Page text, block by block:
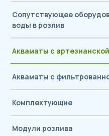
Акваматы с
Акваматы с
Комплектующие
Модули розлива
Сопутствующее
воды в розлив